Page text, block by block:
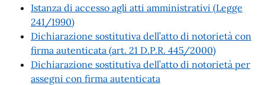
Istanza di accesso agli atti amministrativi (Legge
241/1990)
Dichiarazione sostitutiva dell’atto di notorietà con
firma autenticata (art. 21 D.P.R. 445/2000)
Dichiarazione sostitutiva dell’atto di notorietà per
assegni con firma autenticata